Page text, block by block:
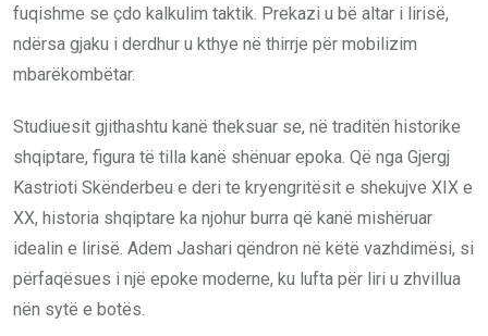
fuqishme se çdo kalkulim taktik. Prekazi u bë altar i lirisë,
ndërsa gjaku i derdhur u kthye në thirrje për mobilizim
mbarëkombëtar.
Studiuesit gjithashtu kanë theksuar se, në traditën historike
shqiptare, figura të tilla kanë shënuar epoka. Që nga Gjergj
Kastrioti Skënderbeu e deri te kryengritësit e shekujve XIX e
XX, historia shqiptare ka njohur burra që kanë mishëruar
idealin e lirisë. Adem Jashari qëndron në këtë vazhdimësi, si
përfaqësues i një epoke moderne, ku lufta për liri u zhvillua
nën sytë e botës.